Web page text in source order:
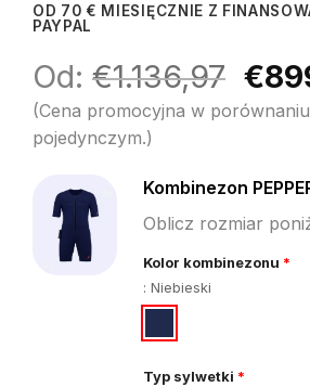
OD 70 € MIESIĘCZNIE Z
PAYPAL
Od: €1.136,97
cena
€
(Cena promocyjna w
pojedynczym.)
Kombinezon
Oblicz rozmiar
Kolor kombinezonu *
: Niebieski
Typ sylwetki *